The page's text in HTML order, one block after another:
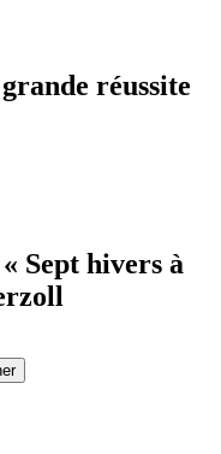
réussite
Sept hivers à